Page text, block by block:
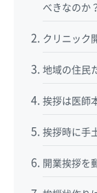
べきなのか
クリニック
地域の住民
挨拶は医師
挨拶時に手
開業挨拶を